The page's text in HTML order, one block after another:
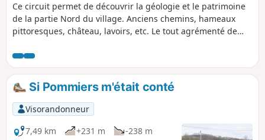
Ce circuit permet de découvrir la géologie et le patrimoine
de la partie Nord du village. Anciens chemins, hameaux
pittoresques, château, lavoirs, etc. Le tout agrémenté de
du géo-événement Pommiers 2023, à ne pas rater.
Si Pommiers m'était conté
Visorandonneur
7,49 km
+231 m -238 m